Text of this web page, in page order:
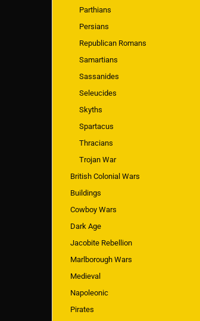
Parthians
Persians
Republican Romans
Samartians
Sassanides
Seleucides
Skyths
Spartacus
Thracians
Trojan War
British Colonial Wars
Buildings
Cowboy Wars
Dark Age
Jacobite Rebellion
Marlborough Wars
Medieval
Napoleonic
Pirates